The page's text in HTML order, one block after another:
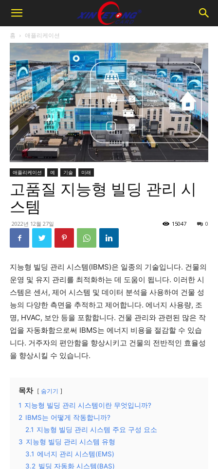
홈 애플리케이션
애플리케이션 예 기술 미래
고품질 지능형 빌딩 관리 시
스템
2022년 12월 27일 0
15047
지능형 빌딩 관리 시스템(IBMS)은 일종의 기술입니다. 건물의
운영 및 유지 관리를 최적화하는 데 도움이 됩니다. 이러한 시
스템은 센서, 제어 시스템 및 데이터 분석을 사용하여 건물 성
능의 다양한 측면을 추적하고 제어합니다. 에너지 사용량, 조
명, HVAC, 보안 등을 포함합니다. 건물 관리와 관련된 많은 작
업을 자동화함으로써 IBMS는 에너지 비용을 절감할 수 있습
니다. 거주자의 편안함을 향상시키고 건물의 전반적인 효율성
을 향상시킬 수 있습니다.
목차 숨기기
1 지능형 빌딩 관리 시스템이란 무엇입니까?
2 IBMS는 어떻게 작동합니까?
2.1 지능형 빌딩 관리 시스템 주요 구성 요소
3 지능형 빌딩 관리 시스템 유형
3.1 에너지 관리 시스템(EMS)
3.2 빌딩 자동화 시스템(BAS)